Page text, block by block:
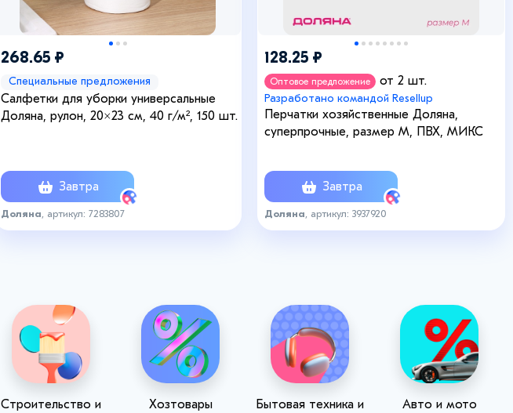
268.65 ₽
Специальные предложения
Салфетки для уборки универсальные
Доляна, рулон, 20×23 см, 40 г/м², 150 шт.
Завтра
Доляна , артикул: 7283807
128.25 ₽
Оптовое предложение от 2 шт.
Разработано командой Resellup
Перчатки хозяйственные Доляна,
суперпрочные, размер M, ПВХ, МИКС
Завтра
Доляна , артикул: 3937920
Строительство и
Хозтовары
Бытовая техника и
Авто и мото